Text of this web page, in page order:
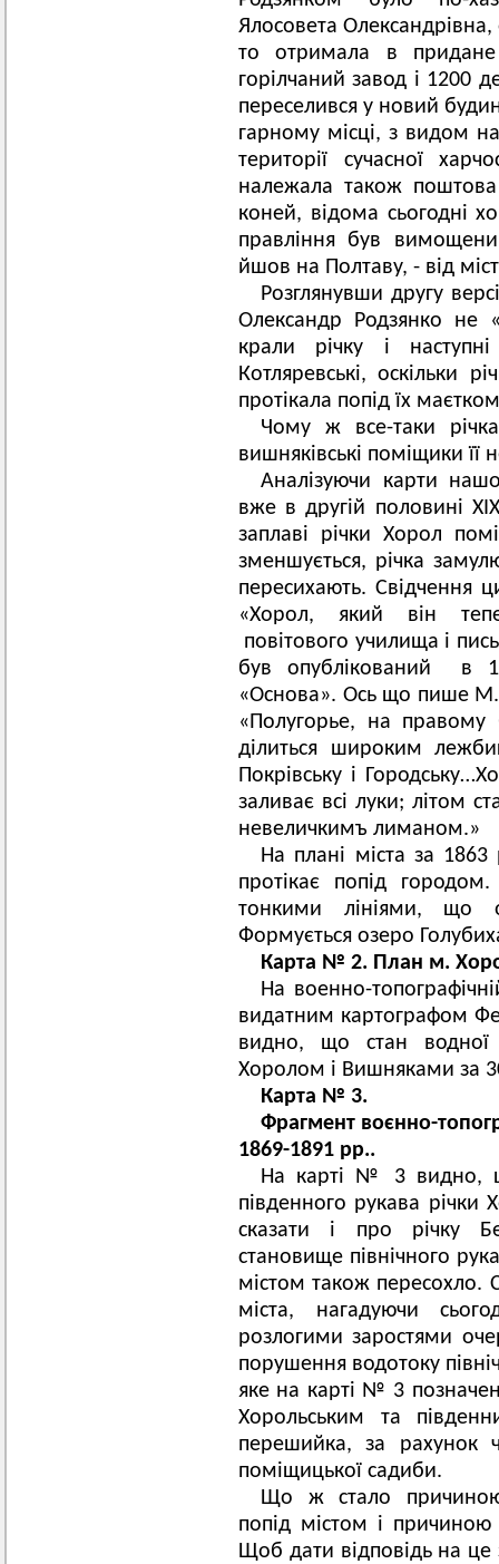
Ялосовета
то отримала в придане
горілчаний завод і 1200
переселився у новий
гарному місці, з видом
території сучасної
належала також поштова
коней, відома сьогодні
правління був
йшов на Полтаву, - від
Розглянувши другу
Олександр Родзянко не
крали річку і
Котляревські, оскільки
протікала попід їх
Чому ж все-таки
вишняківські поміщики її
Аналізуючи карти
вже в другій половині
заплаві річки Хорол
зменшується, річка
пересихають. Свідчення
«Хорол, який він
повітового училища і
був опублікований в
«Основа». Ось що пише М.
«Полугорье, на правому
ділиться широким
Покрівську і
заливає всі луки; літом
невеличкимъ лиманом.»
На плані міста за
протікає попід
тонкими лініями, що
Формується озеро
Карта № 2. План м.
На военно-
видатним картографом
видно, що стан водної
Хоролом і Вишняками за
Карта № 3.
Фрагмент воєнно-
1869-1891 рр..
На карті № 3 видно,
південного рукава
сказати і про річку
становище північного
містом також пересохло.
міста, нагадуючи
розлогими заростями
порушення водотоку
яке на карті № 3
Хорольським та
перешийка, за рахунок
поміщицької садиби.
Що ж стало причиною
попід містом і причиною
Щоб дати відповідь на